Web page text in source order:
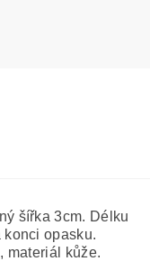
šířka 3cm. Délku
konci opasku.
materiál kůže.